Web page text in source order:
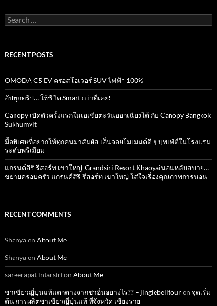
Search
for:
RECENT POSTS
OMODA C5 EV ครอสโอเวอร์ SUV ไฟฟ้า 100%
อัปทุกทริป… ให้ชีวิต Smart กว่าที่เคย!
Canopy เปิดตัวครั้งแรกในเอเชียตะวันออกเฉียงใต้ กับ Canopy Bangkok
Sukhumvit
มื้อพิเศษที่อยากให้ทุกคนมาสัมผัส เอ็นจอยโมเมนต์ดี ๆ บุพเฟ่ต์ในโรงแรม
ระดับพรีเมียม
แกรนด์สิริ​ รีสอร์ท​ เขาใหญ่​-Grandsiri​ Resort​ Khaoyaiนอนหลับสบาย…
ขยายครอบครัว แกรนด์สิริ รีสอร์ท เขาใหญ่ ใส่ใจเรื่องคุณภาพการนอน
RECENT COMMENTS
Shanyaon About Me
Shanyaon About Me
sareerapat intarsiri on About Me
ชาเขียวญี่ปุ่นแท้แตกต่างจากชาอื่นอย่างไร?? – jinglebelltouron จุดเริ่ม
ต้น การผลิตชาเขียวญี่ปุ่นแท้ ที่จังหวัด เชียงราย